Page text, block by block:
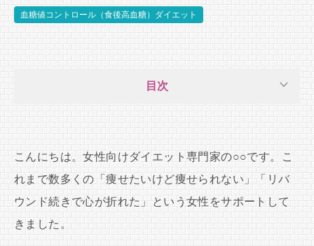
血糖値コントロール（食後高血糖）ダイエット
目次
こんにちは。女性向けダイエット専門家の○○です。こ
れまで数多くの「痩せたいけど痩せられない」「リバ
ウンド続きで心が折れた」という女性をサポートして
きました。